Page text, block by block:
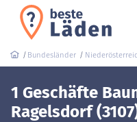
Bundesländer
1 Geschäfte
Ragelsdorf